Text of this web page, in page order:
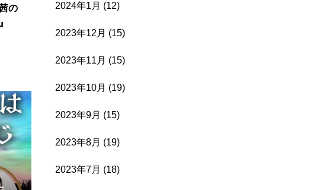
の
2024年1月 (12)
2023年12月 (15)
2023年11月 (15)
2023年10月 (19)
2023年9月 (15)
2023年8月 (19)
2023年7月 (18)